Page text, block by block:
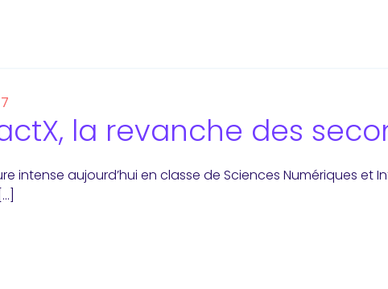
la revanche des
intense aujourd’hui en classe de Sciences Numériques et